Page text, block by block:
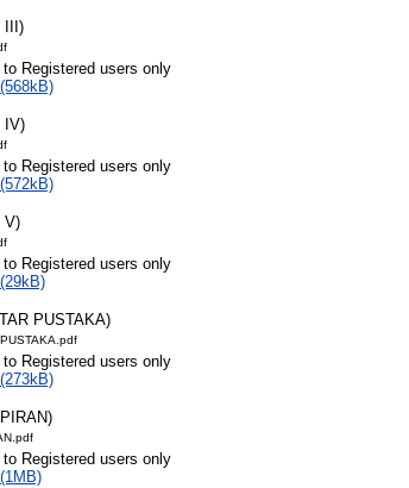
III)
to Registered users only
IV)
to Registered users only
V)
to Registered users only
PUSTAKA)
to Registered users only
to Registered users only